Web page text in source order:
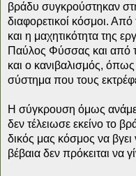
βράδυ συγκρούστηκαν
διαφορετικοί κόσμοι. Από
και η μαχητικότητα της
Παύλος Φύσσας και από
και ο κανιβαλισμός, όπως
σύστημα που τους
Η σύγκρουση όμως
δεν τέλειωσε εκείνο το
δικός μας κόσμος να βγει
βέβαια δεν πρόκειται να